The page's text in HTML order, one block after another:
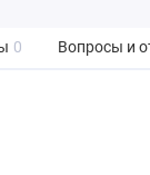
0 Вопросы и